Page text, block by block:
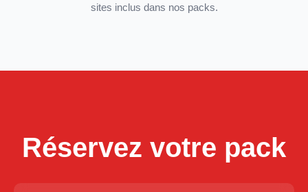
sites inclus dans nos packs.
Réservez votre pack